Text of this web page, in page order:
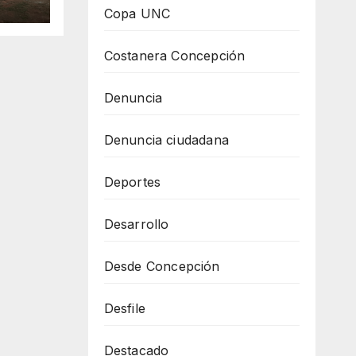
Copa UNC
Costanera Concepción
Denuncia
Denuncia ciudadana
Deportes
Desarrollo
Desde Concepción
Desfile
Destacado